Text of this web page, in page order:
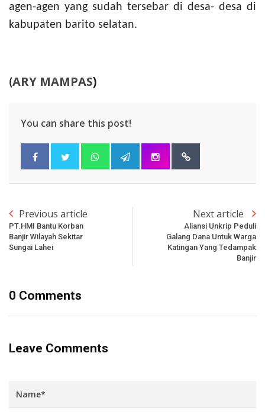
agen-agen yang sudah tersebar di desa- desa di
kabupaten barito selatan.
(ARY MAMPAS)
You can share this post!
Previous article
PT.HMI Bantu Korban
Banjir Wilayah Sekitar
Sungai Lahei
Next article
Aliansi Unkrip Peduli
Galang Dana Untuk Warga
Katingan Yang Tedampak
Banjir
0 Comments
Leave Comments